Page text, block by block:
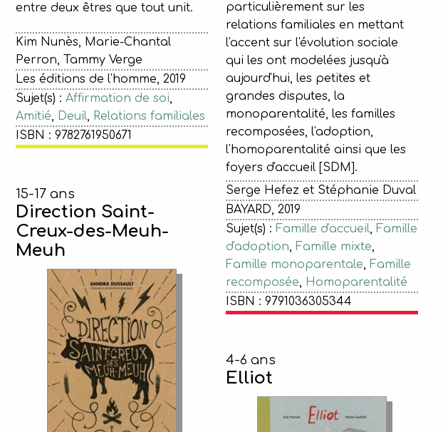
entre deux êtres que tout unit.
Kim Nunès, Marie-Chantal
Perron, Tammy Verge
Les éditions de l'homme, 2019
Sujet(s) : Affirmation de soi,
Amitié, Deuil, Relations familiales
ISBN : 9782761950671
particulièrement sur les
relations familiales en mettant
l'accent sur l'évolution sociale
qui les ont modelées jusqu'à
aujourd'hui, les petites et
grandes disputes, la
monoparentalité, les familles
recomposées, l'adoption,
l'homoparentalité ainsi que les
foyers d'accueil [SDM].
Serge Hefez et Stéphanie Duval
BAYARD, 2019
Sujet(s) : Famille d'accueil, Famille
d'adoption, Famille mixte,
Famille monoparentale, Famille
recomposée, Homoparentalité
ISBN : 9791036305344
15-17 ans
Direction Saint-
Creux-des-Meuh-
Meuh
4-6 ans
Elliot